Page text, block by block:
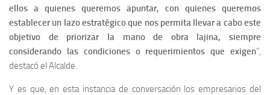
ellos a quienes queremos apuntar, con quienes queremos
establecer un lazo estratégico que nos permita llevar a cabo este
objetivo de priorizar la mano de obra lajina, siempre
considerando las condiciones o requerimientos que exigen”,
destacó el Alcalde.
Y es que, en esta instancia de conversación los empresarios del